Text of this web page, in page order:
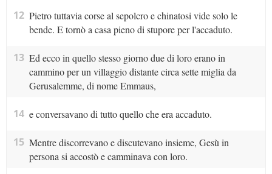
12 Pietro tuttavia corse al sepolcro e chinatosi vide solo le
bende. E tornò a casa pieno di stupore per l'accaduto.
13 Ed ecco in quello stesso giorno due di loro erano in
cammino per un villaggio distante circa sette miglia da
Gerusalemme, di nome Emmaus,
14 e conversavano di tutto quello che era accaduto.
15 Mentre discorrevano e discutevano insieme, Gesù in
persona si accostò e camminava con loro.